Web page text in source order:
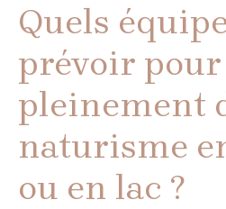
Quels
prévoir
pleinement
naturisme
ou en lac ?